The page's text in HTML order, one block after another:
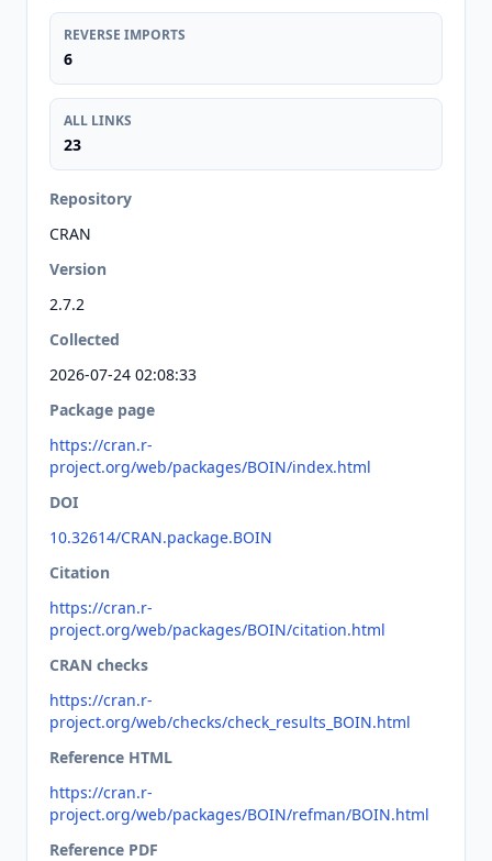
REVERSE IMPORTS
6
ALL LINKS
23
Repository
CRAN
Version
2.7.2
Collected
2026-07-24 02:08:33
Package page
https://cran.r-
project.org/web/packages/BOIN/index.html
DOI
10.32614/CRAN.package.BOIN
Citation
https://cran.r-
project.org/web/packages/BOIN/citation.html
CRAN checks
https://cran.r-
project.org/web/checks/check_results_BOIN.html
Reference HTML
https://cran.r-
project.org/web/packages/BOIN/refman/BOIN.html
Reference PDF